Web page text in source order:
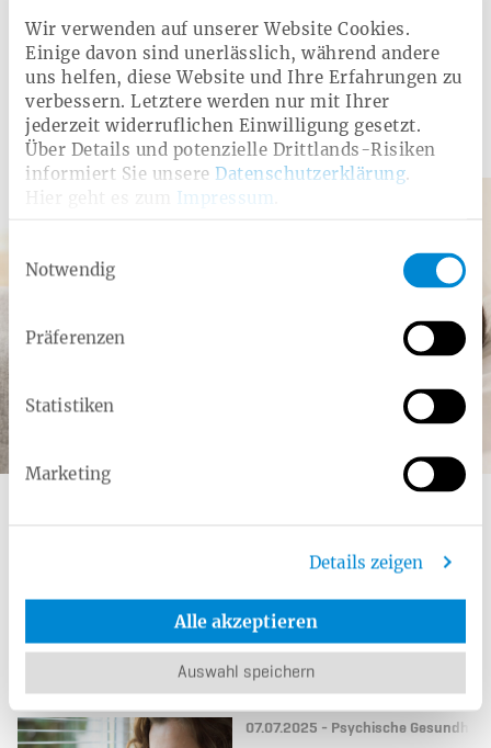
Wir verwenden auf unserer Website Cookies.
Einige davon sind unerlässlich, während andere
uns helfen, diese Website und Ihre Erfahrungen zu
verbessern. Letztere werden nur mit Ihrer
jederzeit widerruflichen Einwilligung gesetzt.
Über Details und potenzielle Drittlands-Risiken
informiert Sie unsere Datenschutzerklärung.
Impressum
Notwendig
Präferenzen
Statistiken
Marketing
Details zeigen
Alle akzeptieren
Auswahl speichern
Ar­ti­kel aus dem Rat­ge­ber
Lesedauer:
ca. 15 Min.
Schlafapnoe – wenn Atemaussetzer den Schlaf
Kategorie:
Frauengesundheit
Lesedauer:
ca. 16 Min.
Inkontinenz verstehen:
Symptome, Ursachen
und moderne
Therapieansätze
Datum:
07.07.2025 - Kategorie:
Psychische Gesundheit